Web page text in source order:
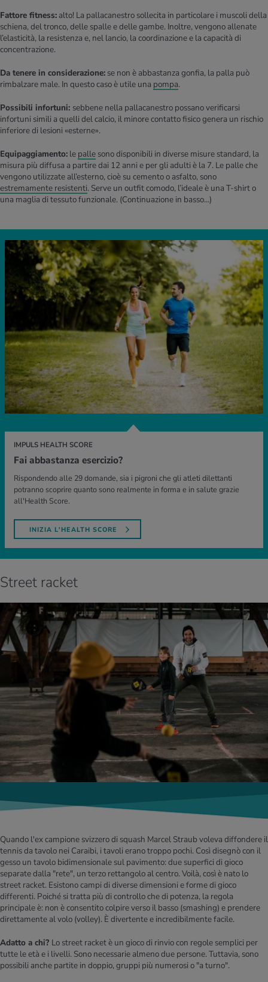
Fattore fitness: alto! La pallacanestro sollecita in particolare i muscoli della
schiena, del tronco, delle spalle e delle gambe. Inoltre, vengono allenate
l’elasticità, la resistenza e, nel lancio, la coordinazione e la capacità di
concentrazione.
Da tenere in considerazione: se non è abbastanza gonfia, la palla può
rimbalzare male. In questo caso è utile una pompa.
Possibili infortuni: sebbene nella pallacanestro possano verificarsi
infortuni simili a quelli del calcio, il minore contatto fisico genera un rischio
inferiore di lesioni «esterne».
Equipaggiamento: le palle sono disponibili in diverse misure standard, la
misura più diffusa a partire dai 12 anni e per gli adulti è la 7. Le palle che
vengono utilizzate all’esterno, cioè su cemento o asfalto, sono
estremamente resistenti. Serve un outfit comodo, l’ideale è una T-shirt o
una maglia di tessuto funzionale. (Continuazione in basso...)
IMPULS HEALTH SCORE
Fai abbastanza esercizio?
Rispondendo alle 29 domande, sia i pigroni che gli atleti dilettanti
potranno scoprire quanto sono realmente in forma e in salute grazie
all'Health Score.
INIZIA L'HEALTH SCORE
Street racket
Quando l'ex campione svizzero di squash Marcel Straub voleva diffondere il
tennis da tavolo nei Caraibi, i tavoli erano troppo pochi. Così disegnò con il
gesso un tavolo bidimensionale sul pavimento: due superfici di gioco
separate dalla "rete", un terzo rettangolo al centro. Voilà, così è nato lo
street racket. Esistono campi di diverse dimensioni e forme di gioco
differenti. Poiché si tratta più di controllo che di potenza, la regola
principale è: non è consentito colpire verso il basso (smashing) e prendere
direttamente al volo (volley). È divertente e incredibilmente facile.
Adatto a chi? Lo street racket è un gioco di rinvio con regole semplici per
tutte le età e i livelli. Sono necessarie almeno due persone. Tuttavia, sono
possibili anche partite in doppio, gruppi più numerosi o "a turno".